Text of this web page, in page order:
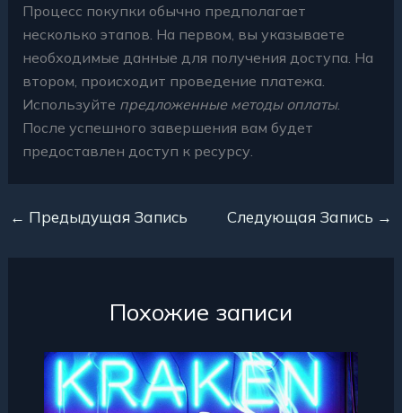
Процесс покупки обычно предполагает
несколько этапов. На первом, вы указываете
необходимые данные для получения доступа. На
втором, происходит проведение платежа.
Используйте предложенные методы оплаты.
После успешного завершения вам будет
предоставлен доступ к ресурсу.
← Предыдущая Запись Следующая Запись →
Похожие записи